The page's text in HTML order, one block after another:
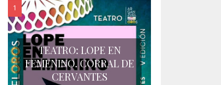
TEATRO: LOPE EN
FEMENINO. CORRAL DE
CERVANTES